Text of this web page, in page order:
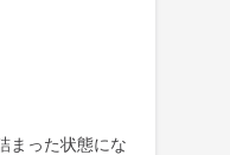
まった状態にな